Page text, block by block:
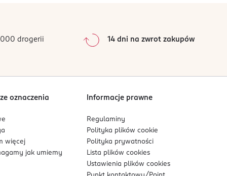
przebarwienia i wyrównuje koloryt.
odżywienie, ujędrnienie i rewitalizację
0%
Sortowanie wgdata: od najnowszej
drogerii 14 dni na zwrot zakupów
oznaczenia
więcej
jak umiemy
Informacje prawne
Regulaminy
Polityka plikówcookie
Polityka prywatności
Lista plikówcookies
Ustawienia plikówcookies